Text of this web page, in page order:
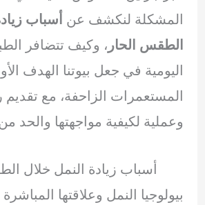
المشكلة لنكشف عن أسباب
الطقس الحار ، وكيف تتضافر
اليومية في جعل بيوتنا الهدف
المستعمرات الزاحفة، مع تقديم
وعملية لكيفية مواجهتها والحد
أسباب زيادة النمل خلال
بيولوجيا النمل وعلاقتها